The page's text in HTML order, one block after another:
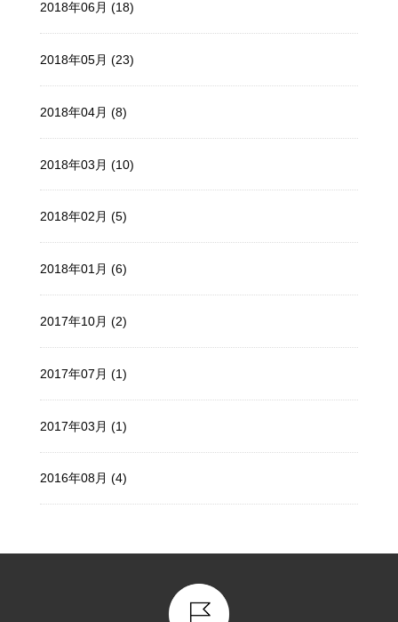
2018年06月 (18)
2018年05月 (23)
2018年04月 (8)
2018年03月 (10)
2018年02月 (5)
2018年01月 (6)
2017年10月 (2)
2017年07月 (1)
2017年03月 (1)
2016年08月 (4)